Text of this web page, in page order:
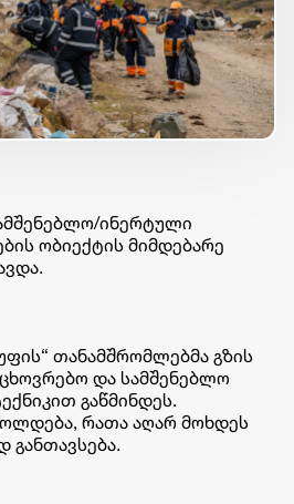
ინერტული
ობიექტის მიმდებარე
თანამშრომლებმა გზის
და სამშენებლო
გაწმინდეს.
რათა აღარ მოხდეს
განთავსება.